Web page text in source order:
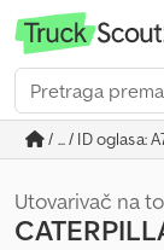
/ ... / ID oglasa:
Utovarivač na